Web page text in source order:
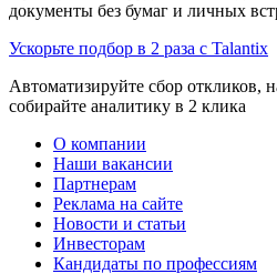
документы без бумаг и личных
Ускорьте подбор в 2 раза с Talantix
Автоматизируйте сбор откликов,
собирайте аналитику в 2 клика
О компании
Наши вакансии
Партнерам
Реклама на сайте
Новости и статьи
Инвесторам
Кандидаты по профессиям